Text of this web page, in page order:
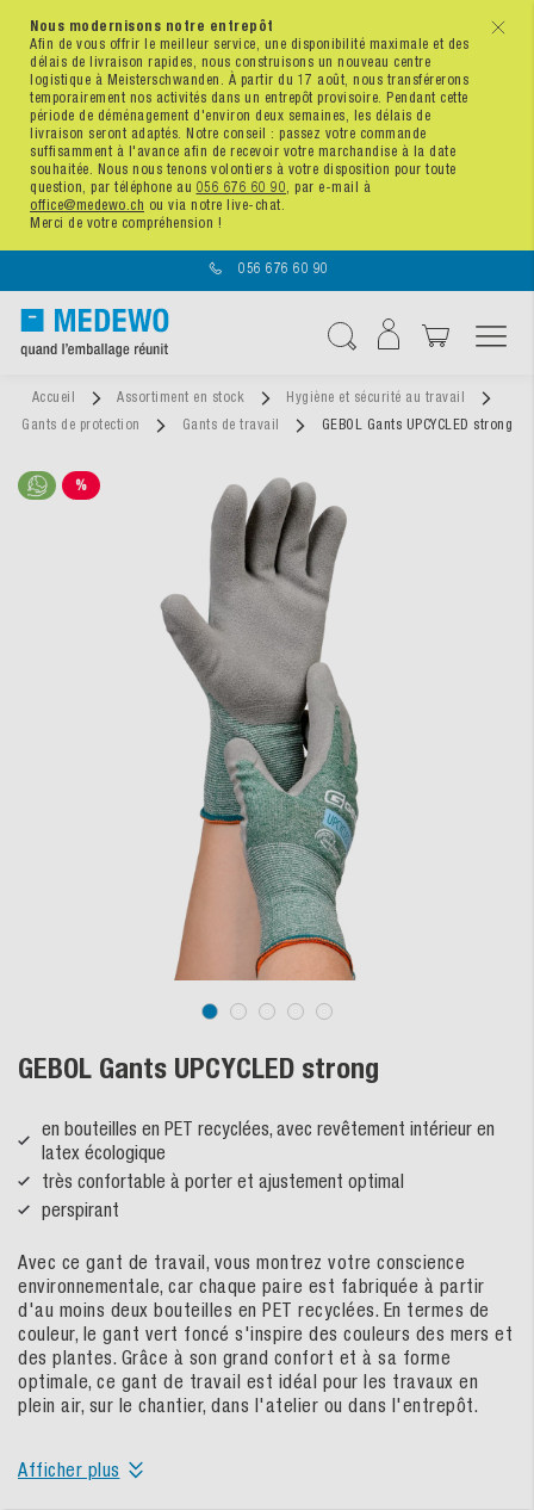
x
Nous modernisons notre entrepôt
Afin de vous offrir le meilleur service, une disponibilité maximale et des
délais de livraison rapides, nous construisons un nouveau centre
logistique à Meisterschwanden. À partir du 17 août, nous transférerons
temporairement nos activités dans un entrepôt provisoire. Pendant cette
période de déménagement d'environ deux semaines, les délais de
livraison seront adaptés. Notre conseil : passez votre commande
suffisamment à l'avance afin de recevoir votre marchandise à la date
souhaitée. Nous nous tenons volontiers à votre disposition pour toute
question, par téléphone au 056 676 60 90, par e-mail à
office@medewo.ch ou via notre live-chat.
Merci de votre compréhension !
056 676 60 90
Accueil Assortiment en stock
Hygiène et sécurité au travail
Gants de protection
Gants de travail GEBOL Gants UPCYCLED strong
%
GEBOL Gants UPCYCLED strong
en bouteilles en PET recyclées, avec revêtement intérieur en
latex écologique
très confortable à porter et ajustement optimal
perspirant
Avec ce gant de travail, vous montrez votre conscience
environnementale, car chaque paire est fabriquée à partir
d'au moins deux bouteilles en PET recyclées. En termes de
couleur, le gant vert foncé s'inspire des couleurs des mers et
des plantes. Grâce à son grand confort et à sa forme
optimale, ce gant de travail est idéal pour les travaux en
plein air, sur le chantier, dans l'atelier ou dans l'entrepôt.
Afficher plus